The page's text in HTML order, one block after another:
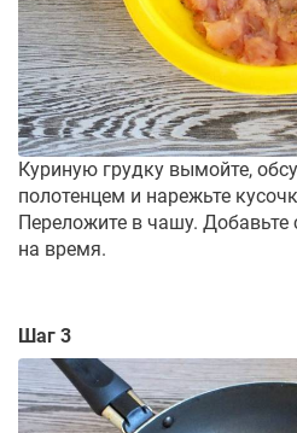
Куриную грудку вымойте,
полотенцем и нарежьте
Переложите в чашу. Добавьте
на время.
Шаг 3